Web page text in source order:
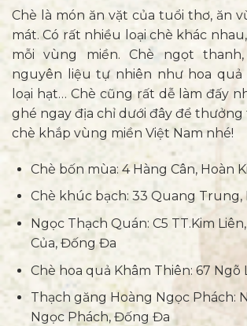
Chè là món ăn vặt của tuổi thơ, ăn
mát. Có rất nhiều loại chè khác
mỗi vùng miền. Chè ngọt
nguyên liệu tự nhiên như hoa quả
loại hạt… Chè cũng rất dễ làm đấy
ghé ngay địa chỉ dưới đây để
chè khắp vùng miền Việt Nam nhé!
Chè bốn mùa: 4 Hàng Cân, Hoàn
Chè khúc bạch: 33 Quang Trung,
Ngọc Thạch Quán: C5 TT.Kim
Của, Đống Đa
Chè hoa quả Khâm Thiên: 67 Ngõ
Thạch găng Hoàng Ngọc Phách:
Ngọc Phách, Đống Đa